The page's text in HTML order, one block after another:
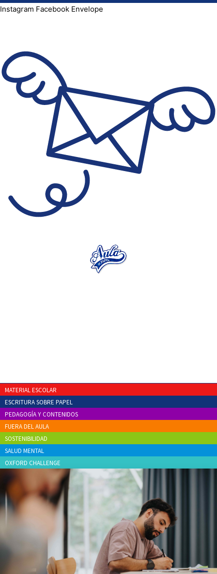
Instagram Facebook Envelope
MATERIAL ESCOLAR
ESCRITURA SOBRE PAPEL
PEDAGOGÍA Y CONTENIDOS
FUERA DEL AULA
SOSTENIBILIDAD
SALUD MENTAL
OXFORD CHALLENGE